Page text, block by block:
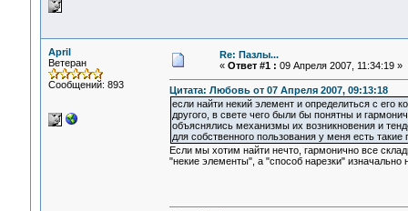
April
Ветеран
Сообщений: 893
Re: Пазлы...
« Ответ #1 : 09 Апреля 2007, 11:34:19 »
Цитата: Любовь от 07 Апреля 2007, 09:13:18
если найти некий элемент и определиться с его
другого, в свете чего были бы понятны и
объяснялись механизмы их возникновения и
для собственного пользования у меня есть
Если мы хотим найти нечто, гармонично все
"некие элементы", а "способ нарезки" изначально